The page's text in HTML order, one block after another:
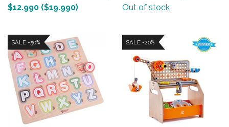
$12.990 ($19.990) Out of stock
SALE -50% SALE -20%